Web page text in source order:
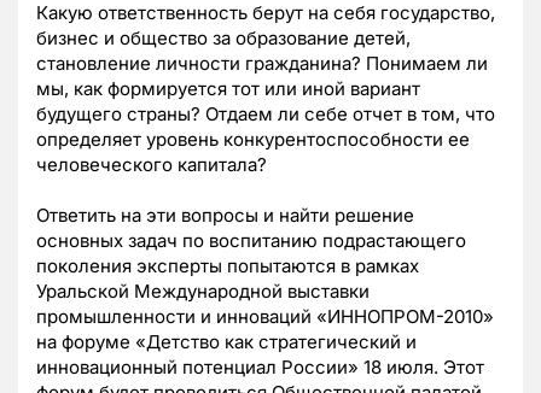
Какую ответственность берут на себя государство,
бизнес и общество за образование детей,
становление личности гражданина? Понимаем ли
мы, как формируется тот или иной вариант
будущего страны? Отдаем ли себе отчет в том, что
определяет уровень конкурентоспособности ее
человеческого капитала?
Ответить на эти вопросы и найти решение
основных задач по воспитанию подрастающего
поколения эксперты попытаются в рамках
Уральской Международной выставки
промышленности и инноваций «ИННОПРОМ-2010»
на форуме «Детство как стратегический и
инновационный потенциал России» 18 июля. Этот